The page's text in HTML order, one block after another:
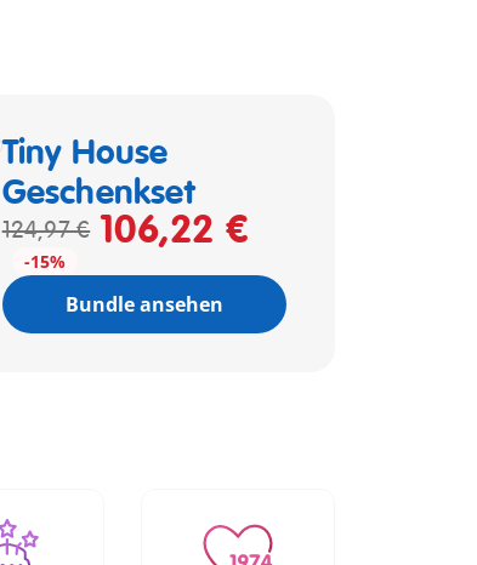
Tiny House
Geschenkset
124,97 € 106,22 €
-15%
Bundle ansehen